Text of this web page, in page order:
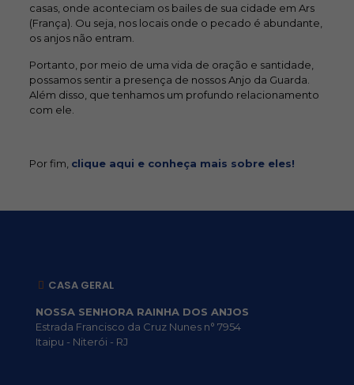
casas, onde aconteciam os bailes de sua cidade em Ars
(França). Ou seja, nos locais onde o pecado é abundante,
os anjos não entram.
Portanto, por meio de uma vida de oração e santidade,
possamos sentir a presença de nossos Anjo da Guarda.
Além disso, que tenhamos um profundo relacionamento
com ele.
Por fim, clique aqui e conheça mais sobre eles!
CASA GERAL
NOSSA SENHORA RAINHA DOS ANJOS
Estrada Francisco da Cruz Nunes n° 7954
Itaipu - Niterói - RJ